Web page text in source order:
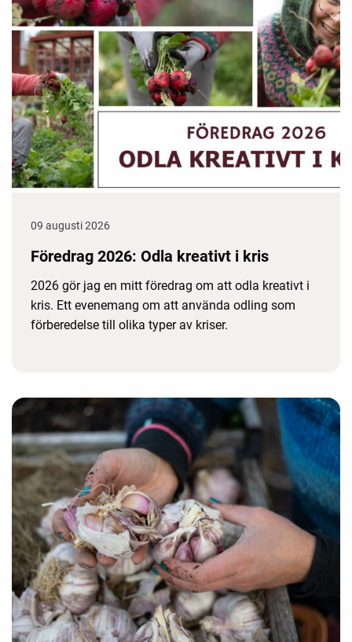
09 augusti 2026
Föredrag 2026: Odla kreativt i kris
2026 gör jag en mitt föredrag om att odla kreativt i
kris. Ett evenemang om att använda odling som
förberedelse till olika typer av kriser.